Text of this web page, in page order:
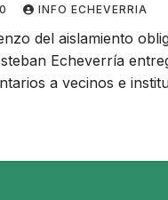
INFO ECHEVERRIA
del aislamiento
Echeverría
a vecinos e